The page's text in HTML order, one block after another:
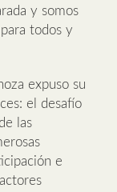
y somos
todos y
expuso su
el desafío
las
e